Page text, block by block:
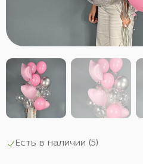
Есть в наличии (5)